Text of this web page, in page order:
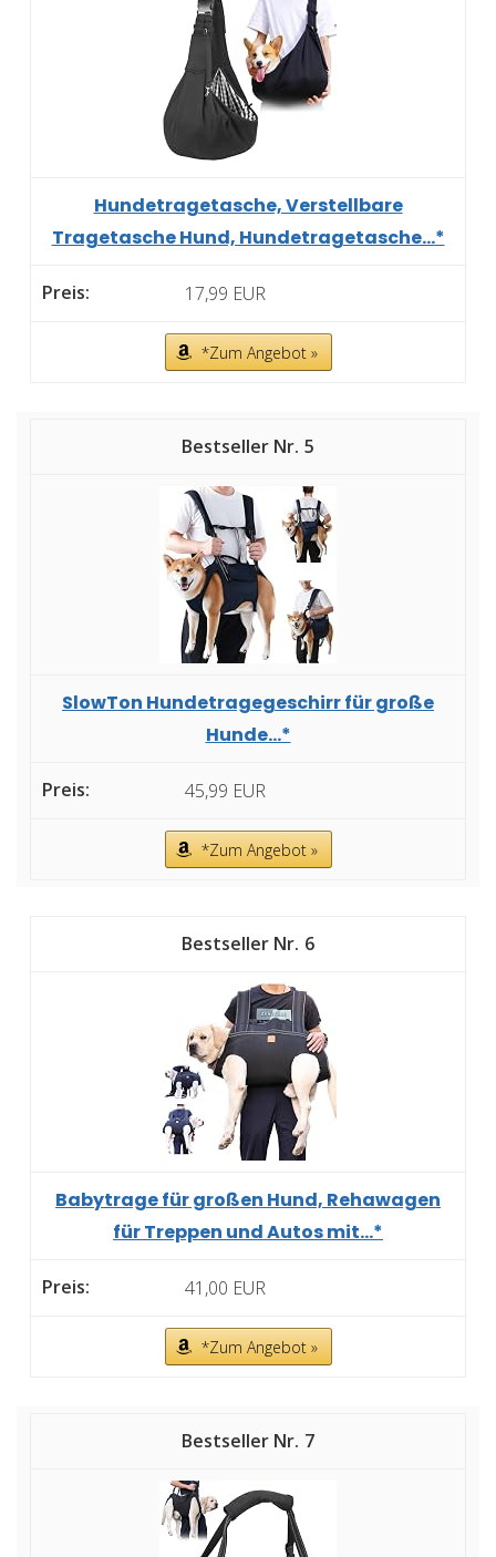
Hundetragetasche, Verstellbare
Tragetasche Hund, Hundetragetasche...*
17,99 EUR
*Zum Angebot »
5
SlowTon Hundetragegeschirr für große
Hunde...*
45,99 EUR
*Zum Angebot »
6
Babytrage für großen Hund, Rehawagen
für Treppen und Autos mit...*
41,00 EUR
*Zum Angebot »
7